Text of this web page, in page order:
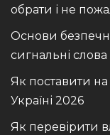
обрати і не
Основи
сигнальні слова
Як поставити
Україні 2026
Як перевірити